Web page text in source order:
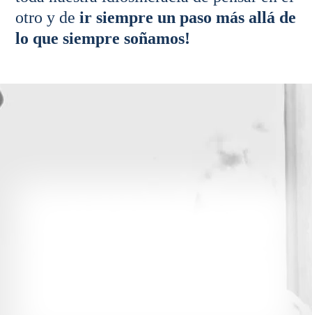
otro y deir siempre un paso más allá de
lo que siempre soñamos!